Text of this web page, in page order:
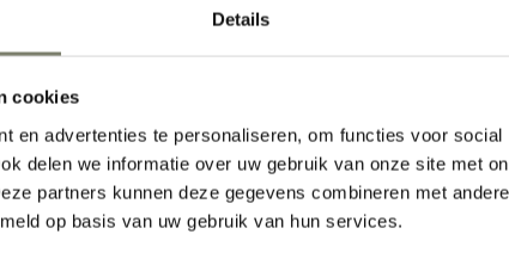
Details
cookies
en advertenties te personaliseren, om functies voor
delen we informatie over uw gebruik van onze site met
partners kunnen deze gegevens combineren met
op basis van uw gebruik van hun services.